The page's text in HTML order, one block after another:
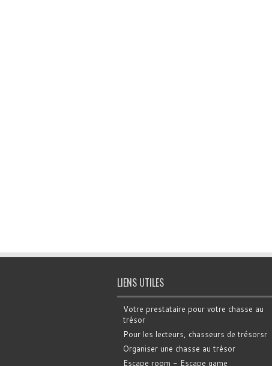
LIENS UTILES
Votre prestataire pour votre chasse au
trésor
Pour les lecteurs, chasseurs de trésorsr
Organiser une chasse au trésor
Escape room - Escape game